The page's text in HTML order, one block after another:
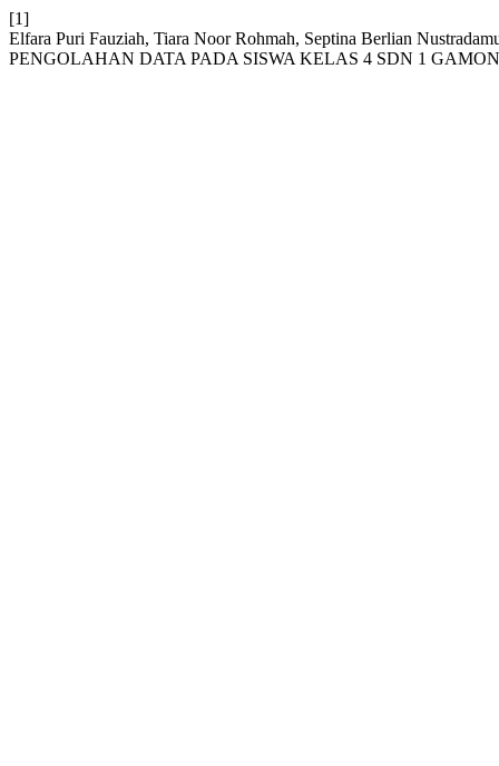
[1]
Elfara Puri Fauziah, Tiara Noor Rohmah, Septina Berlian
PENGOLAHAN DATA PADA SISWA KELAS 4 SDN 1